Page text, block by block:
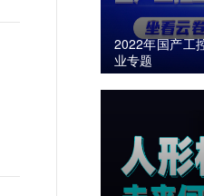
2022年国产工
业专题